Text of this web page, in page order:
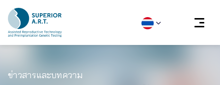
content
ข่าวสารและบทความ